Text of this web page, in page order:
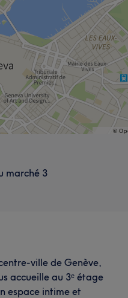
marché 3
ville de Genève,
accueille au 3ᵉ étage
espace intime et